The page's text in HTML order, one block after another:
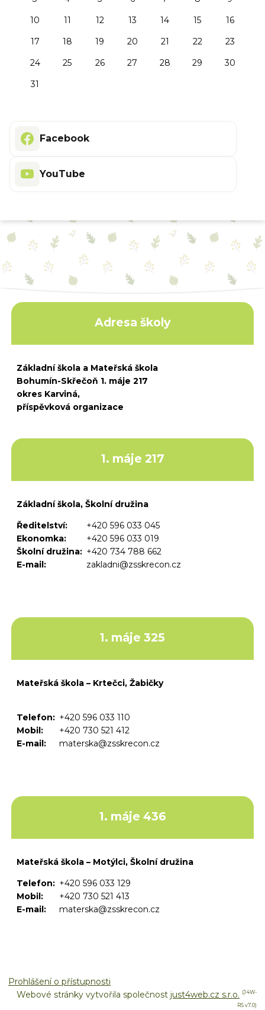
10
11 12 13 14 15
16
17
18 19 20 21 22
23
24
25 26 27 28 29
30
31
Facebook
YouTube
Adresa školy
Základní škola a Mateřská škola
Bohumín-Skřečoň 1. máje 217
okres Karviná,
příspěvková organizace
1. máje 217
Základní škola, Školní družina
Ředitelství:
+420 596 033 045
Ekonomka:
+420 596 033 019
Školní družina: +420 734 788 662
E-mail:
zakladni@zsskrecon.cz
1. máje 325
Mateřská škola – Krtečci, Žabičky
Telefon: +420 596 033 110
Mobil:
+420 730 521 412
E-mail:
materska@zsskrecon.cz
1. máje 436
Mateřská škola – Motýlci, Školní družina
Telefon: +420 596 033 129
Mobil:
+420 730 521 413
E-mail:
materska@zsskrecon.cz
Prohlášení o přístupnosti
Webové stránky vytvořila společnost just4web.cz s.r.o. (J4W-
RS v7.0)